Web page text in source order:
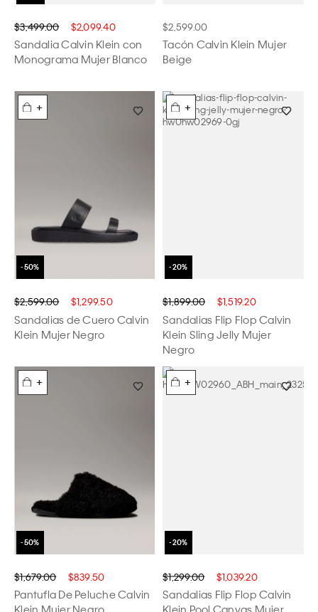
$3,499.00 $2,099.40
Sandalia Calvin Klein con
Monograma Mujer Blanco
$2,599.00
Tacón Calvin Klein Mujer
Beige
+
$2,599.00 $1,299.50
Sandalias de Cuero Calvin
Klein Mujer Negro
+
$1,899.00 $1,519.20
Sandalias Flip Flop Calvin
Klein Sling Jelly Mujer
Negro
+
$1,679.00 $839.50
Pantufla De Peluche Calvin
+
$1,299.00 $1,039.20
Sandalias Flip Flop Calvin